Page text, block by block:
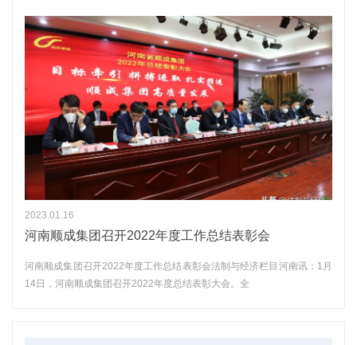
2023.01.16
河南顺成集团召开2022年度工作总结表彰会
河南顺成集团召开2022年度工作总结表彰会法制与经济栏目河南讯：1月
14日，河南顺成集团召开2022年度总结表彰大会。全